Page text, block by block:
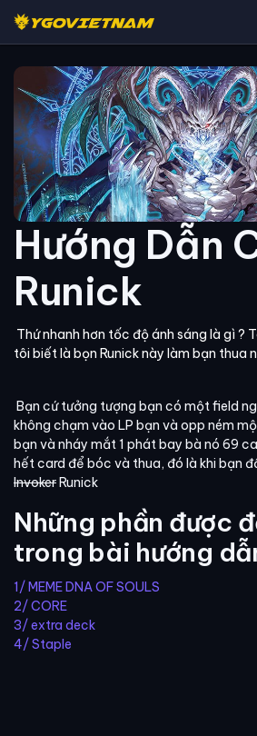
Hướng Dẫn
Runick
Thứ nhanh hơn tốc độ ánh sáng là gì ?
tôi biết là bọn Runick này làm bạn thua
Bạn cứ tưởng tượng bạn có một field
không chạm vào LP bạn và opp ném
bạn và nháy mắt 1 phát bay bà nó 69
hết card để bóc và thua, đó là khi bạn
InvokerRunick
Những phần được
trong bài hướng
1/ MEME DNA OF SOULS
2/ CORE
3/ extra deck
4/ Staple